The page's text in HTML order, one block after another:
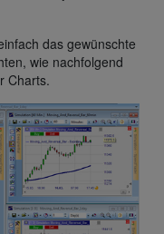
das gewünschte
wie nachfolgend
Charts.